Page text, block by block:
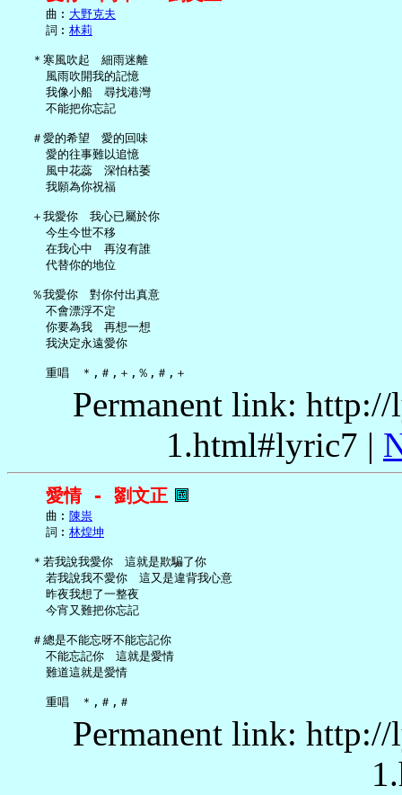
     曲︰
大野克夫
     詞︰
林莉
   ＊寒風吹起　細雨迷離
     風雨吹開我的記憶
     我像小船　尋找港灣
     不能把你忘記
   ＃愛的希望　愛的回味
     愛的往事難以追憶
     風中花蕊　深怕枯萎
     我願為你祝福
   ＋我愛你　我心已屬於你
     今生今世不移
     在我心中　再沒有誰
     代替你的地位
   ％我愛你　對你付出真意
     不會漂浮不定
     你要為我　再想一想
     我決定永遠愛你
Permanent link:
1.html#lyric7 |
愛情 - 劉文正
     曲︰
陳祟
     詞︰
林煌坤
   ＊若我說我愛你　這就是欺騙了你
     若我說我不愛你　這又是違背我心意
     昨夜我想了一整夜
     今宵又難把你忘記
   ＃總是不能忘呀不能忘記你
     不能忘記你　這就是愛情
     難道這就是愛情
Permanent link: